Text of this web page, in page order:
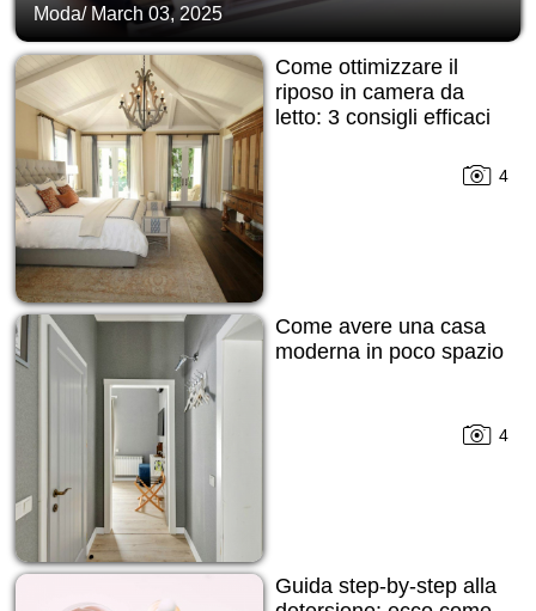
Moda/ March 03, 2025
Come ottimizzare il
riposo in camera da
letto: 3 consigli efficaci
4
Come avere una casa
moderna in poco spazio
4
Guida step-by-step alla